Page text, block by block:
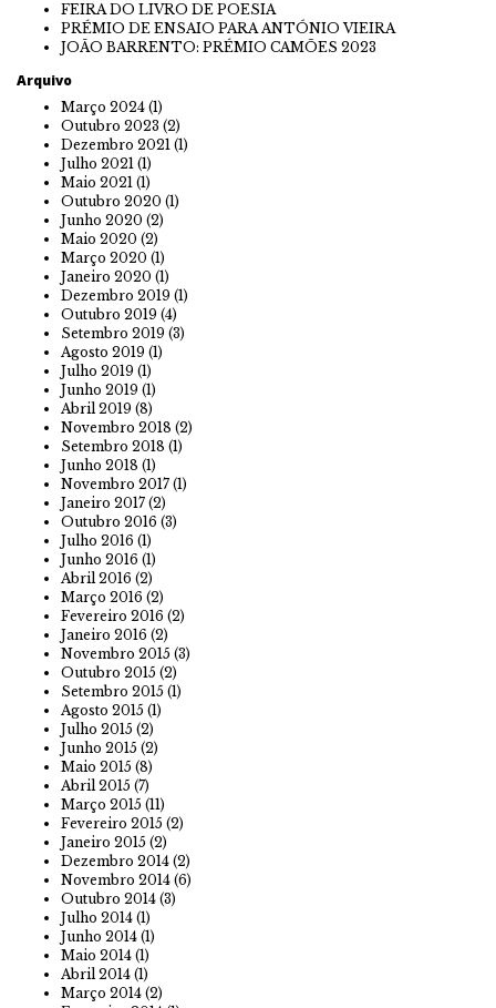
FEIRA DO LIVRO DE POESIA
PRÉMIO DE ENSAIO PARA ANTÓNIO VIEIRA
JOÃO BARRENTO: PRÉMIO CAMÕES 2023
Arquivo
Março 2024 (1)
Outubro 2023 (2)
Dezembro 2021 (1)
Julho 2021 (1)
Maio 2021 (1)
Outubro 2020 (1)
Junho 2020 (2)
Maio 2020 (2)
Março 2020 (1)
Janeiro 2020 (1)
Dezembro 2019 (1)
Outubro 2019 (4)
Setembro 2019 (3)
Agosto 2019 (1)
Julho 2019 (1)
Junho 2019 (1)
Abril 2019 (8)
Novembro 2018 (2)
Setembro 2018 (1)
Junho 2018 (1)
Novembro 2017 (1)
Janeiro 2017 (2)
Outubro 2016 (3)
Julho 2016 (1)
Junho 2016 (1)
Abril 2016 (2)
Março 2016 (2)
Fevereiro 2016 (2)
Janeiro 2016 (2)
Novembro 2015 (3)
Outubro 2015 (2)
Setembro 2015 (1)
Agosto 2015 (1)
Julho 2015 (2)
Junho 2015 (2)
Maio 2015 (8)
Abril 2015 (7)
Março 2015 (11)
Fevereiro 2015 (2)
Janeiro 2015 (2)
Dezembro 2014 (2)
Novembro 2014 (6)
Outubro 2014 (3)
Julho 2014 (1)
Junho 2014 (1)
Maio 2014 (1)
Abril 2014 (1)
Março 2014 (2)